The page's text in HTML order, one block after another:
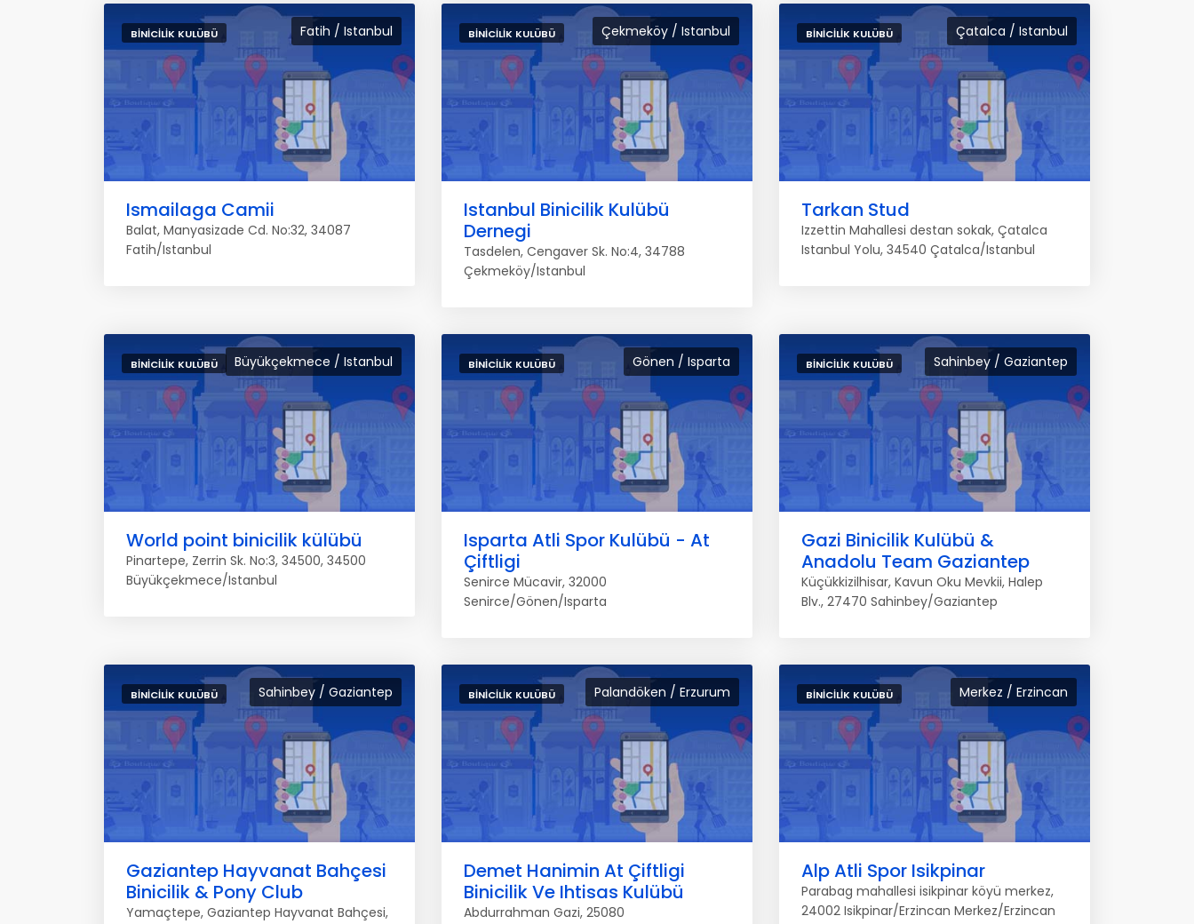
Fatih / Istanbul
BINICILIK KULÜBÜ
Ismailaga Camii
Balat, Manyasizade Cd. No:32, 34087
Fatih/Istanbul
Çekmeköy / Istanbul
BINICILIK KULÜBÜ
Istanbul Binicilik Kulübü
Dernegi
Tasdelen, Cengaver Sk. No:4, 34788
Çekmeköy/Istanbul
Çatalca / Istanbul
BINICILIK KULÜBÜ
Tarkan Stud
Izzettin Mahallesi destan sokak, Çatalca
Istanbul Yolu, 34540 Çatalca/Istanbul
Büyükçekmece / Istanbul
BINICILIK KULÜBÜ
World point binicilik külübü
Pinartepe, Zerrin Sk. No:3, 34500, 34500
Büyükçekmece/Istanbul
Gönen / Isparta
BINICILIK KULÜBÜ
Isparta Atli Spor Kulübü - At
Çiftligi
Senirce Mücavir, 32000
Senirce/Gönen/Isparta
Sahinbey / Gaziantep
BINICILIK KULÜBÜ
Gazi Binicilik Kulübü &
Anadolu Team Gaziantep
Küçükkizilhisar, Kavun Oku Mevkii, Halep
Blv., 27470 Sahinbey/Gaziantep
Sahinbey / Gaziantep
BINICILIK KULÜBÜ
Gaziantep Hayvanat Bahçesi
Binicilik & Pony Club
Yamaçtepe, Gaziantep Hayvanat Bahçesi,
Palandöken / Erzurum
BINICILIK KULÜBÜ
Demet Hanimin At Çiftligi
Binicilik Ve Ihtisas Kulübü
Abdurrahman Gazi, 25080
Merkez / Erzincan
BINICILIK KULÜBÜ
Alp Atli Spor Isikpinar
Parabag mahallesi isikpinar köyü merkez,
24002 Isikpinar/Erzincan Merkez/Erzincan